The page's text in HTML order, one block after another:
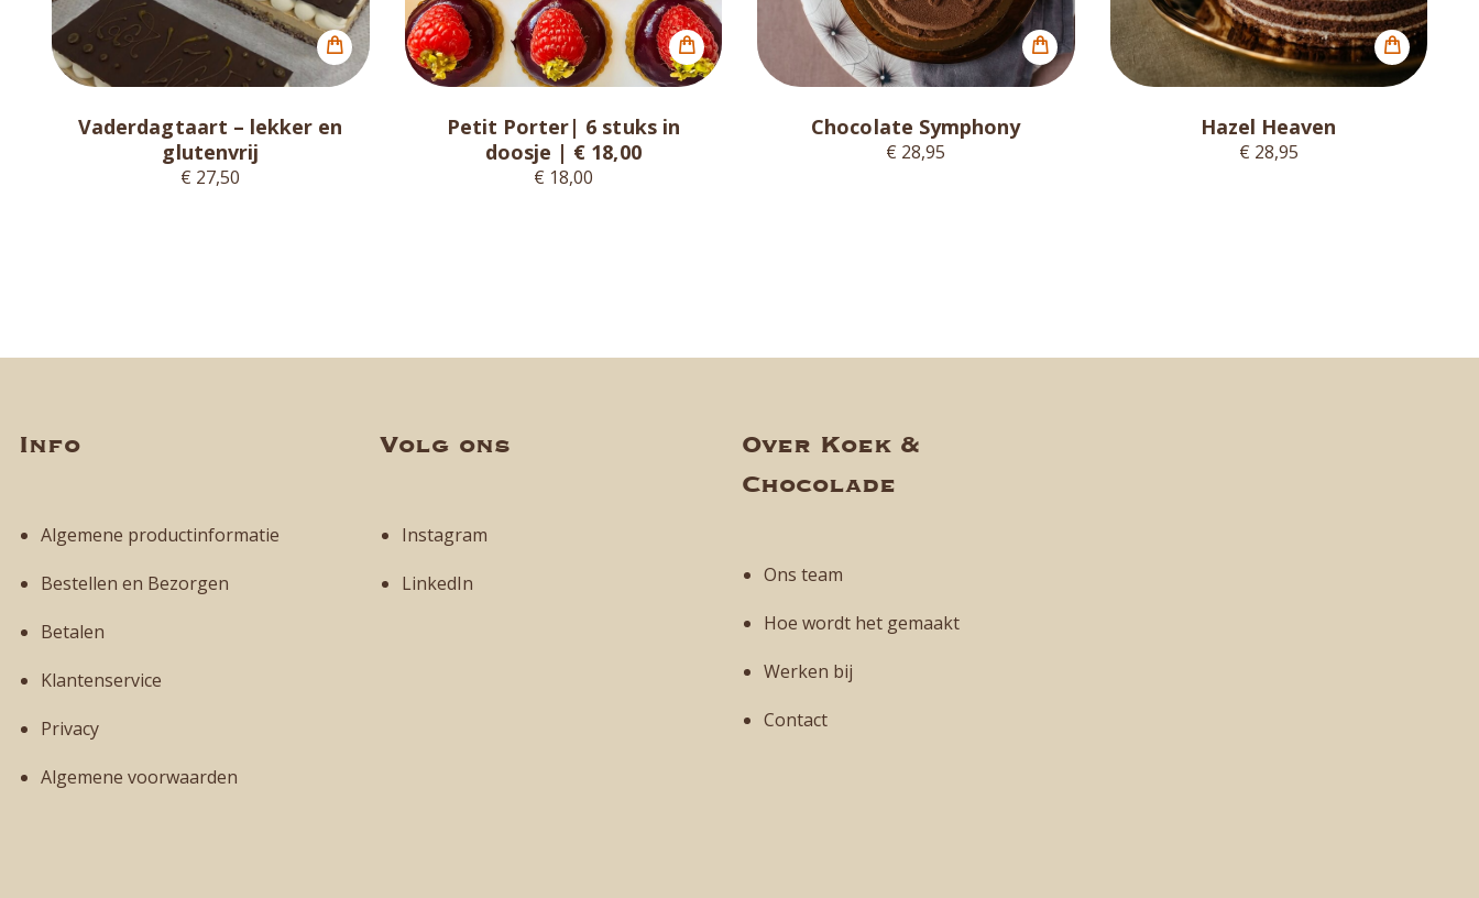
Vaderdagtaart – lekker en
glutenvrij
€ 27,50
Petit Porter| 6 stuks in
doosje | € 18,00
€ 18,00
Chocolate Symphony
€ 28,95
Hazel Heaven
€ 28,95
Info
Algemene productinformatie
Bestellen en Bezorgen
Betalen
Klantenservice
Privacy
Algemene voorwaarden
Volg ons
Instagram
LinkedIn
Over Koek &
Chocolade
Ons team
Hoe wordt het gemaakt
Werken bij
Contact